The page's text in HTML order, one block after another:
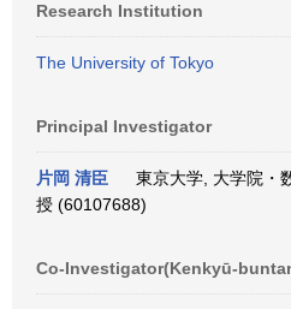
Research Institution
The University of Tokyo
Principal Investigator
片岡 清臣
東京大学, 大学院・
授 (60107688)
Co-Investigator(Kenkyū-